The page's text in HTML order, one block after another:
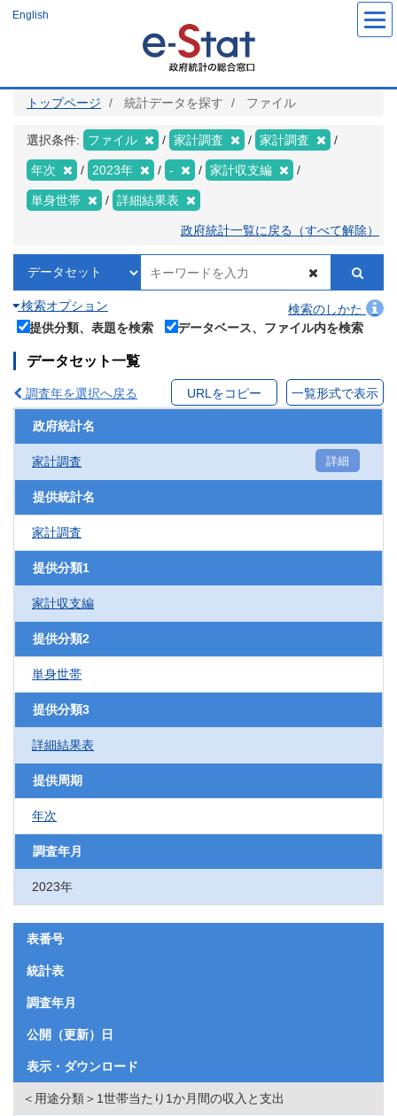
ツ
English
トップページ 統計データを探す ファイル
選択条件: ファイル 家計調査 家計調査
年次 2023年 - 家計収支編
単身世帯 詳細結果表
政府統計一覧に戻る（すべて解除）
検索オプション
検索のしかた
提供分類、表題を検索
データベース、ファイル内を検索
データセット一覧
調査年を選択へ戻る URLをコピー 一覧形式で表示
政府統計名
家計調査 詳細
提供統計名
家計調査
提供分類1
家計収支編
提供分類2
単身世帯
提供分類3
詳細結果表
提供周期
年次
調査年月
2023年
表番号
統計表
調査年月
公開（更新）日
表示・ダウンロード
＜用途分類＞1世帯当たり1か月間の収入と支出